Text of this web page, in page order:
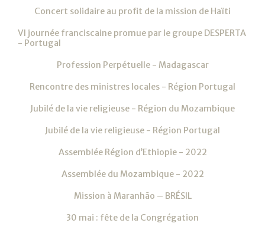
Concert solidaire au profit de la mission de Haïti
VI journée franciscaine promue par le groupe DESPERTA
- Portugal
Profession Perpétuelle - Madagascar
Rencontre des ministres locales - Région Portugal
Jubilé de la vie religieuse - Région du Mozambique
Jubilé de la vie religieuse - Région Portugal
Assemblée Région d’Ethiopie - 2022
Assemblée du Mozambique - 2022
Mission à Maranhão – BRÉSIL
30 mai : fête de la Congrégation